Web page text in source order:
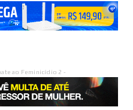
ao Feminicídio 2 -